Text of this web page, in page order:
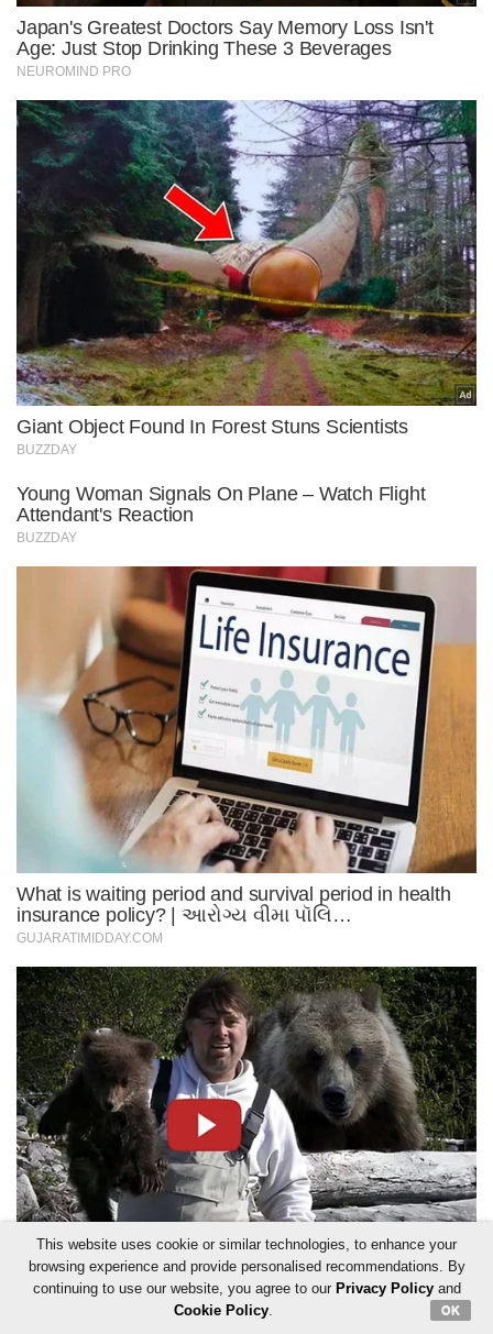
This website uses cookie or similar technologies, to enhance your
browsing experience and provide personalised recommendations. By
continuing to use our website, you agree to our Privacy Policyand
Cookie Policy. OK